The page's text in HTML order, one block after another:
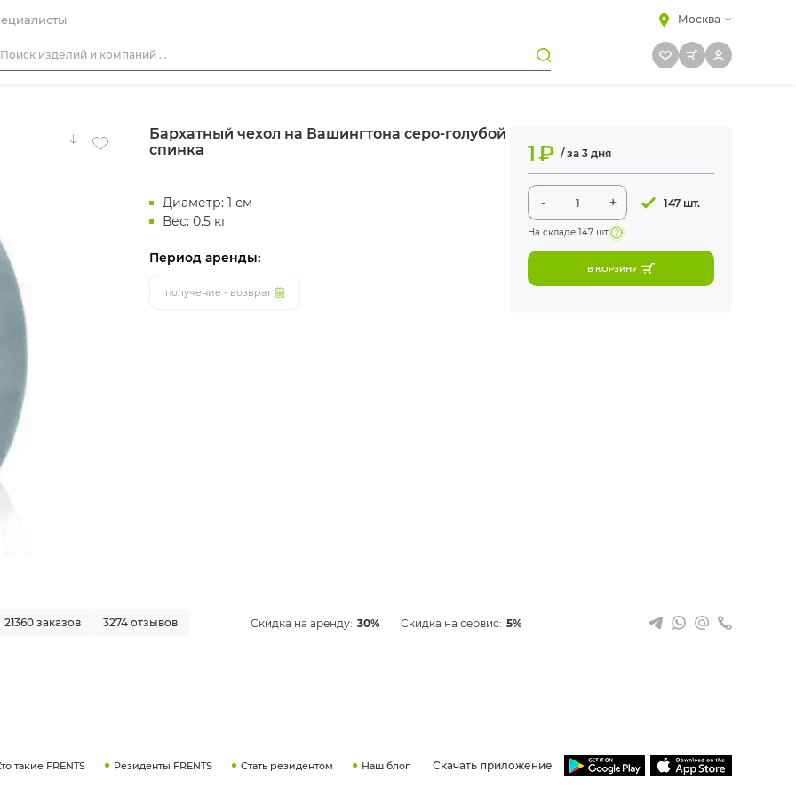
Москва
Фуршетная мебель
Барная мебель
Бархатный чехол на Вашингтона серо-голубой
спинка
Диаметр: 1 см
Вес: 0.5 кг
Период аренды:
получение - возврат
1₽ / за 3 дня
- + 147 шт.
На складе 147 шт
В КОРЗИНУ
21360 заказов 3274 отзывов Скидка на аренду: 30% Скидка на сервис: 5%
такие FRENTS Резиденты FRENTS Стать резидентом Наш блог Скачать приложение